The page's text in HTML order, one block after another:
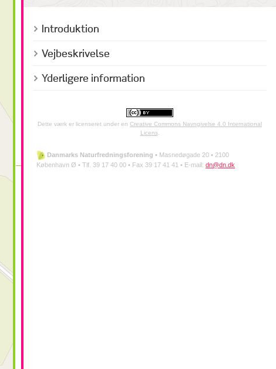
Introduktion
Vejbeskrivelse
Yderligere information
Dette værk er licenseret under enCreative Commons Navngivelse 4.0 International
Licens.
Danmarks Naturfredningsforening • Masnedøgade 20 • 2100
København Ø • Tlf. 39 17 40 00 • Fax 39 17 41 41 • E-mail:dn@dn.dk